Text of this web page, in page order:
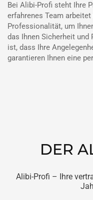
Bei Alibi-Profi steht Ihre
erfahrenes Team
Professionalität, um
das Ihnen Sicherheit und
ist, dass Ihre
garantieren Ihnen eine
DER
Alibi-Profi – Ihre